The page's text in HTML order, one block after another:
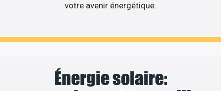
votre avenir énergétique.
Énergie solaire: